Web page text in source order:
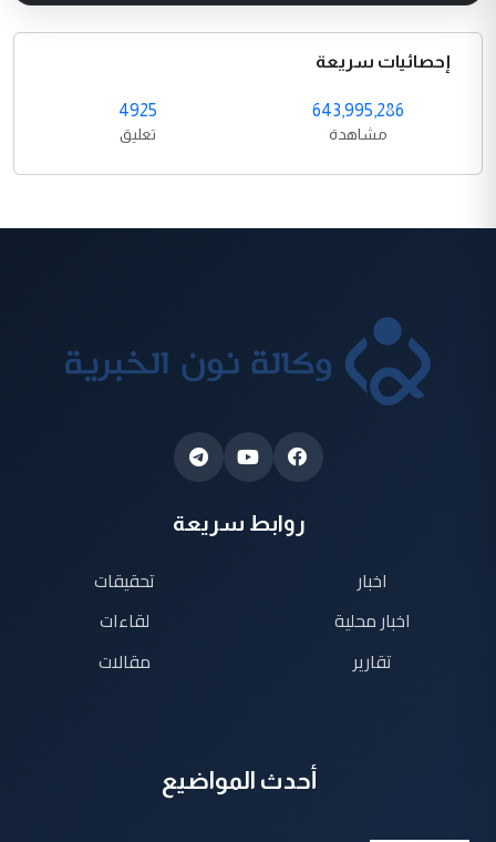
إحصائيات سريعة
643,995,286
مشاهدة
4925
تعليق
روابط سريعة
اخبار
اخبار محلية
تقارير
تحقيقات
لقاءات
مقالات
أحدث المواضيع